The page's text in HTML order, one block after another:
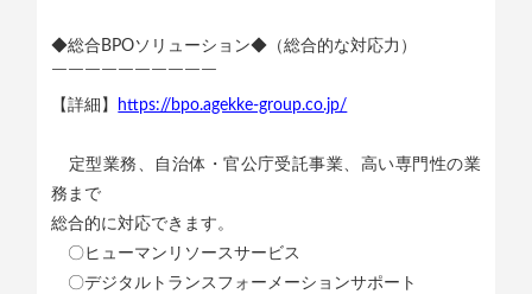
◆総合BPOソリューション◆（総合的な対応力）
￣￣￣￣￣￣￣￣￣￣
【詳細】
https://bpo.agekke-group.co.jp/
定型業務、自治体・官公庁受託事業、高い専門性の業
務まで
総合的に対応できます。
〇ヒューマンリソースサービス
〇デジタルトランスフォーメーションサポート